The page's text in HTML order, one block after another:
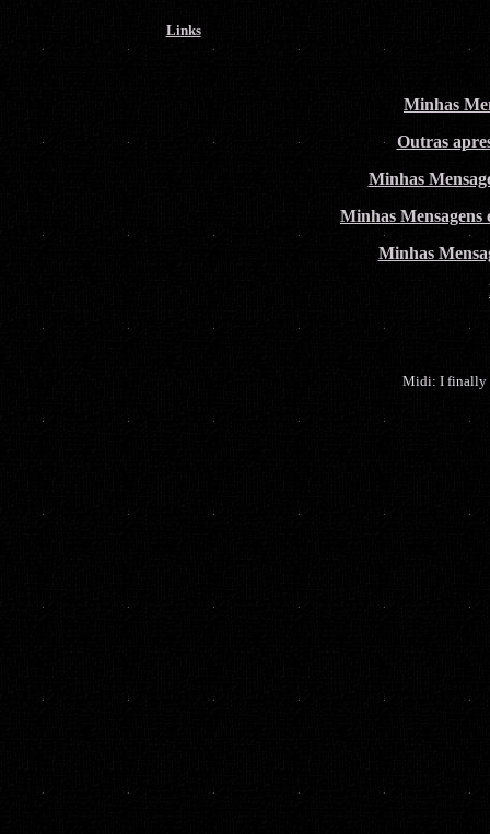
Links
Minhas
Outras
Minhas
Minhas
Minhas
Midi: I finally